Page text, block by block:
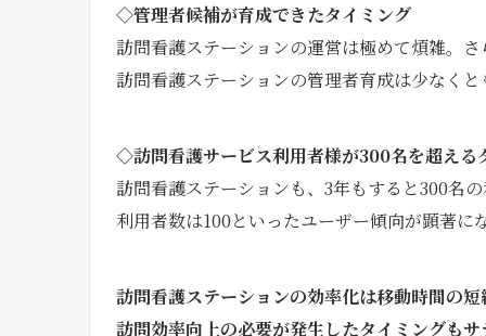
◇管理者候補が育成できたタイミング
訪問看護ステーションの運営は極めて煩雑。
訪問看護ステーションの管理者育成は少なく
◇訪問看護サービス利用者様が300名を超える
訪問看護ステーションも、3年もすると300名
利用者数は100といったユーザー傾向が顕著に
訪問看護ステーションの効率化は移動時間の
訪問効率向上の必要が発生したタイミングも